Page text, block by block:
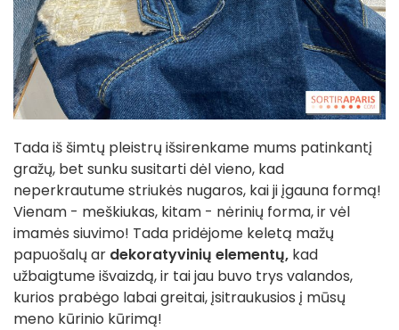
Tada iš šimtų pleistrų išsirenkame mums patinkantį
gražų, bet sunku susitarti dėl vieno, kad
neperkrautume striukės nugaros, kai ji įgauna formą!
Vienam - meškiukas, kitam - nėrinių forma, ir vėl
imamės siuvimo! Tada pridėjome keletą mažų
papuošalų ar dekoratyvinių elementų, kad
užbaigtume išvaizdą, ir tai jau buvo trys valandos,
kurios prabėgo labai greitai, įsitraukusios į mūsų
meno kūrinio kūrimą!